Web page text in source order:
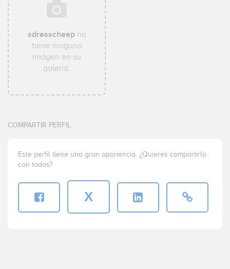
sdresscheapno
tiene ninguna
imágen en su
galería.
COMPARTIR PERFIL
Este perfil tiene una gran apariencia. ¿Quieres compartirlo
con todos?
X